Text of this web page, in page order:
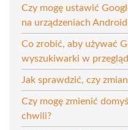
Czy mogę ustawić
na urządzeniach
Co zrobić, aby używać
wyszukiwarki w
Jak sprawdzić, czy
Czy mogę zmienić
chwili?